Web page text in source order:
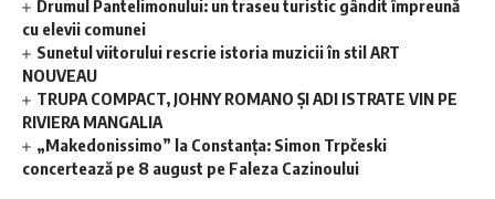
Drumul Pantelimonului: un traseu turistic gândit împreună
cu elevii comunei
Sunetul viitorului rescrie istoria muzicii în stil ART
NOUVEAU
TRUPA COMPACT, JOHNY ROMANO ȘI ADI ISTRATE VIN PE
RIVIERA MANGALIA
„Makedonissimo” la Constanța: Simon Trpčeski
concertează pe 8 august pe Faleza Cazinoului